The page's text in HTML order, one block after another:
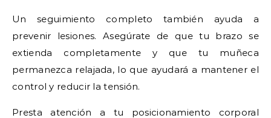
Un seguimiento completo también ayuda a
prevenir lesiones. Asegúrate de que tu brazo se
extienda completamente y que tu muñeca
permanezca relajada, lo que ayudará a mantener el
control y reducir la tensión.
Presta atención a tu posicionamiento corporal